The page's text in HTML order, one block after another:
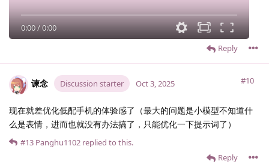
0:00/0:00
Reply
谏念 Discussion starter #10
Oct 3, 2025
现在就差优化低配手机的体验感了（最大的问题是小模型不知道什
么是表情，进而也就没有办法搞了，只能优化一下提示词了）
Reply
#13 Panghu1102 replied to this.